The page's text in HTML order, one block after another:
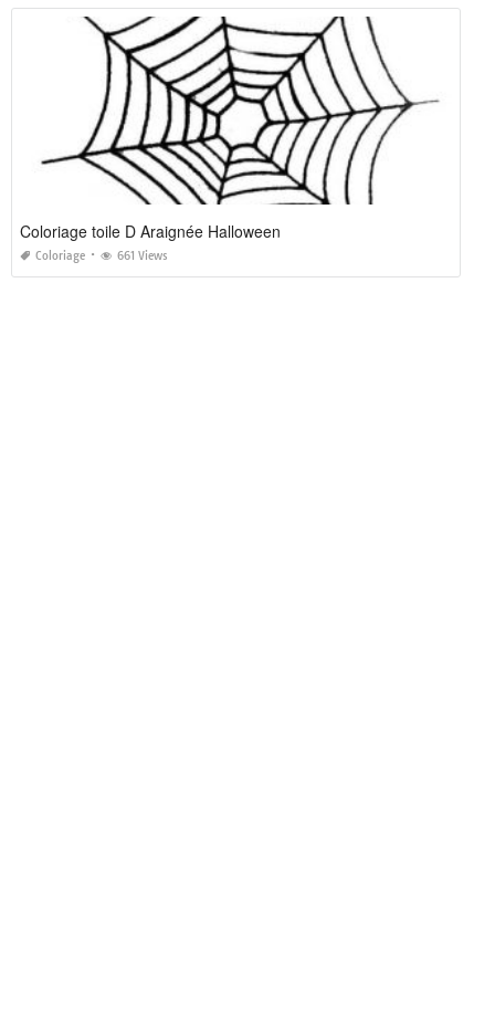
Coloriage toile D Araignée Halloween
Coloriage 661 Views